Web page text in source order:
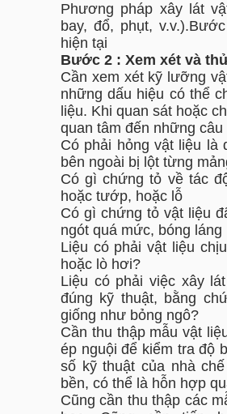
Phương pháp xây lát
bay, đổ, phụt,
hiện tại
Bước 2 : Xem xét và
Cần xem xét kỹ lưỡng
những dấu hiệu có thể
liệu. Khi quan sát hoặc
quan tâm đến những câu
Có phải hỏng vật liệu là
bên ngoài bị lột từng
Có gì chứng tỏ về tác
hoặc tướp, hoặc lỗ
Có gì chứng tỏ vật liệu
ngót quá mức, bóng láng
Liệu có phải vật liệu
hoặc lò hơi?
Liệu có phải việc xây
đúng kỹ thuật, bằng
giống như bỏng ngô?
Cần thu thập mẫu vật
ép nguội để kiểm tra độ
số kỹ thuật của nhà
bền, có thể là hỗn hợp
Cũng cần thu thập các